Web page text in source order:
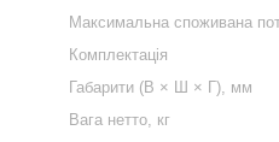
Максимальна споживана
Комплектація
Габарити (В × Ш × Г), мм
Вага нетто, кг